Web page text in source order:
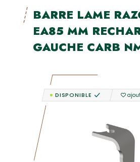
BARRE LAME
EA85 MM
GAUCHE CARB
DISPONIBLE